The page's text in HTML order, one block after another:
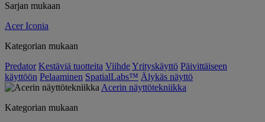
Sarjan mukaan
Acer Iconia
Kategorian mukaan
Predator Kestäviä tuotteita ViihdeYrityskäyttö Päivittäiseen
käyttöön Pelaaminen SpatialLabs™ Älykäs näyttö
Acerin näyttötekniikka
Kategorian mukaan